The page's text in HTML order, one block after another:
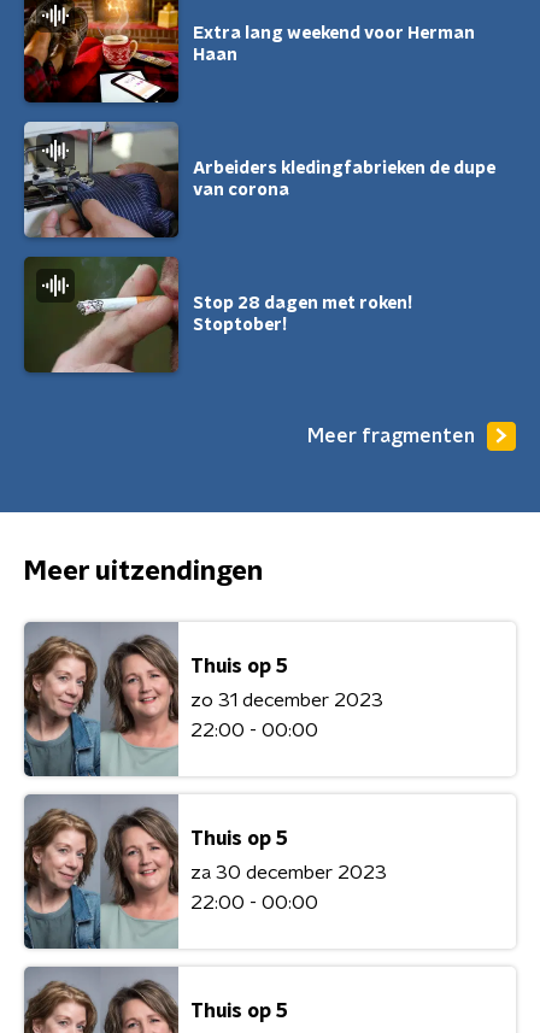
Extra lang weekend voor Herman
Haan
Arbeiders kledingfabrieken de dupe
van corona
Stop 28 dagen met roken!
Stoptober!
Meer fragmenten
Meer uitzendingen
Thuis op 5
zo 31 december 2023
22:00 - 00:00
Thuis op 5
za 30 december 2023
22:00 - 00:00
Thuis op 5